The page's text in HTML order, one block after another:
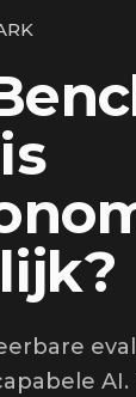
AI.